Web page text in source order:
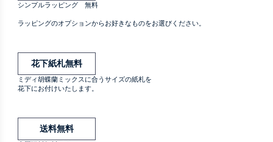
シンプルラッピング 無料
ラッピングのオプションからお好きなものをお選びください。
花下紙札無料
ミディ胡蝶蘭ミックスに合うサイズの紙札を
花下にお付けいたします。
送料無料